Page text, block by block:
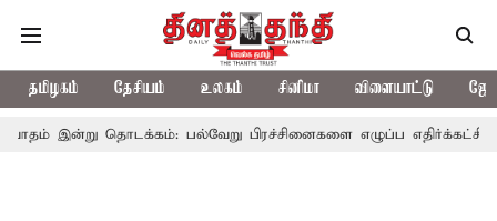
தமிழகம் தேசியம் உலகம் சினிமா விளையாட்டு
பல்வேறு பிரச்சினைகளை எழுப்ப எதிர்க்கட்சிகள் திட்டம்